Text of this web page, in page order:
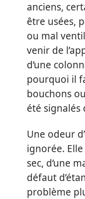
anciens,
être usées,
ou mal
venir de
d’une
pourquoi il
bouchons
été signalés
Une odeur
ignorée.
sec, d’une
défaut
problème